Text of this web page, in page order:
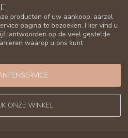
producten of uw aankoop, aarzel
pagina te bezoeken. Hier vind u
antwoorden op de veel gestelde
waarop u ons kunt
ONZE WINKEL